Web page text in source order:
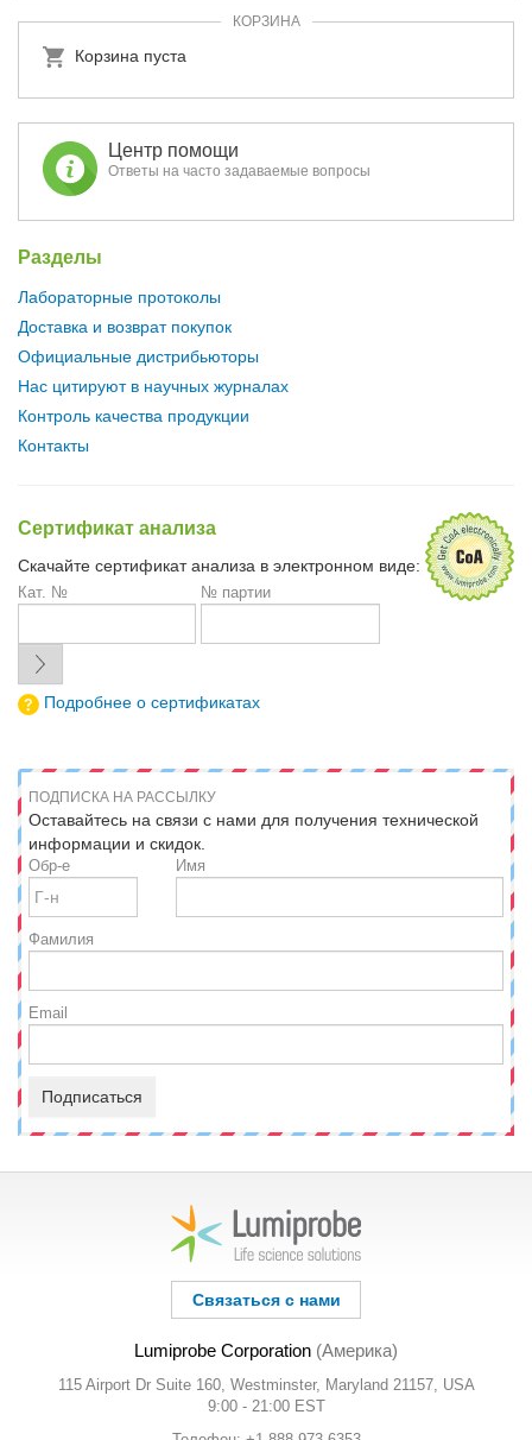
КОРЗИНА
Корзина пуста
Центр помощи
Ответы на часто задаваемые вопросы
Разделы
Лабораторные протоколы
Доставка и возврат покупок
Официальные дистрибьюторы
Нас цитируют в научных журналах
Контроль качества продукции
Контакты
Сертификат анализа
Скачайте сертификат анализа в электронном виде:
Кат. № № партии
Подробнее о сертификатах
ПОДПИСКА НА РАССЫЛКУ
Оставайтесь на связи с нами для получения технической
информации и скидок.
Обр-е Имя
Фамилия
Email
Подписаться
Связаться с нами
Lumiprobe Corporation (Америка)
115 Airport Dr Suite 160, Westminster, Maryland 21157, USA
9:00 - 21:00 EST